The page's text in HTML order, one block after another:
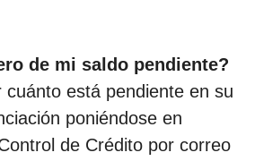
de mi saldo pendiente?
cuánto está pendiente en su
poniéndose en
de Crédito por correo